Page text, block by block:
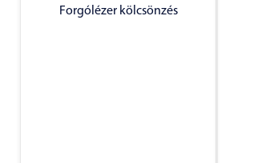
Forgólézer kölcsönzés